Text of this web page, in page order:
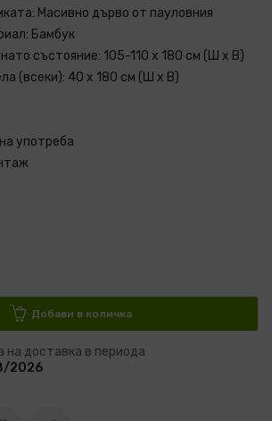
Масивно дърво от пауловния
Бамбук
състояние: 105-110 x 180 см (Ш x В)
(всеки): 40 x 180 см (Ш x В)
употреба
Добави в количка
на доставка в периода
2026